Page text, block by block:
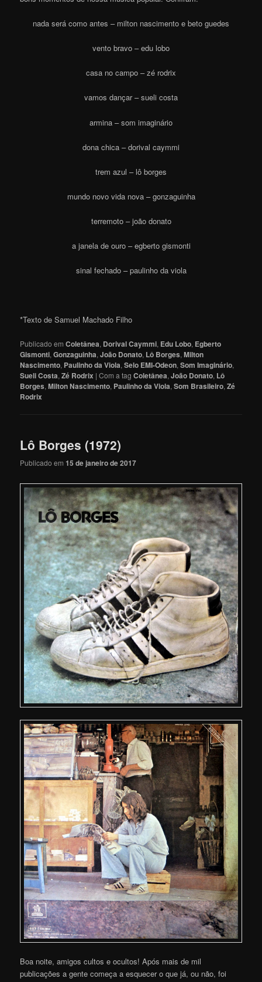
nada será como antes – milton nascimento e beto guedes
vento bravo – edu lobo
casa no campo – zé rodrix
vamos dançar – sueli costa
armina – som imaginário
dona chica – dorival caymmi
trem azul – lô borges
mundo novo vida nova – gonzaguinha
terremoto – joão donato
a janela de ouro – egberto gismonti
sinal fechado – paulinho da viola
*Texto de Samuel Machado Filho
Publicado em Coletânea, Dorival Caymmi, Edu Lobo, Egberto
Gismonti,Gonzaguinha,João Donato, Lô Borges,Milton
Nascimento, Paulinho da Viola,Selo EMI-Odeon,Som Imaginário,
Sueli Costa,Zé Rodrix |Com a tagColetânea,João Donato, Lô
Borges,Milton Nascimento, Paulinho da Viola,Som Brasileiro,Zé
Rodrix
Lô Borges (1972)
Publicado em15 de janeiro de 2017
Boa noite, amigos cultos e ocultos! Após mais de mil
publicações a gente começa a esquecer o que já, ou não, foi